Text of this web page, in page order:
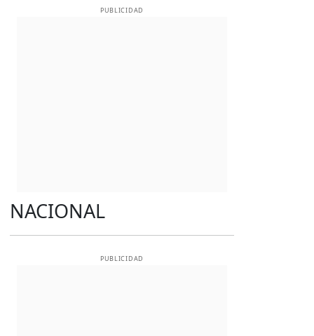
PUBLICIDAD
NACIONAL
PUBLICIDAD